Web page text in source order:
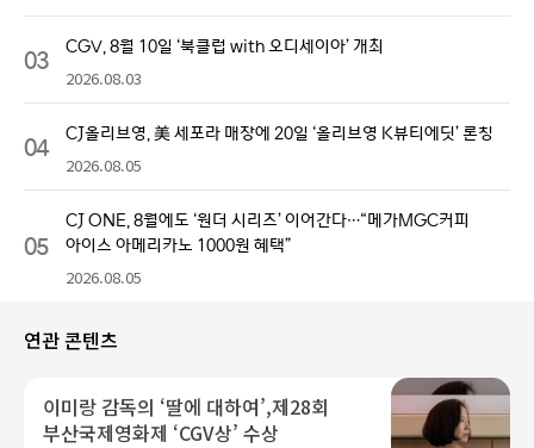
03 CGV, 8월 10일 ‘북클럽 with 오디세이아’ 개최
2026.08.03
04 CJ올리브영, 美 세포라 매장에 20일 ‘올리브영 K뷰티에딧’ 론칭
2026.08.05
05
CJ ONE, 8월에도 ‘원더 시리즈’ 이어간다…“메가MGC커피
아이스 아메리카노 1000원 혜택”
2026.08.05
연관 콘텐츠
이미랑 감독의 ‘딸에 대하여’,제28회
부산국제영화제 ‘CGV상’ 수상